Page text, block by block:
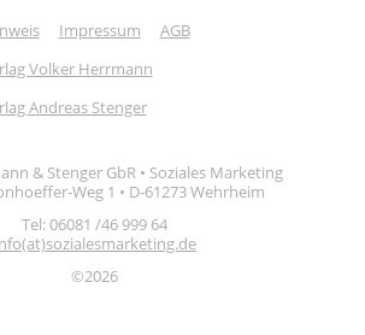
Impressum
AGB
Volker Herrmann
Andreas Stenger
& Stenger GbR • Soziales Marketing
Weg 1 • D-61273 Wehrheim
Tel: 06081 /46 999 64
©2026